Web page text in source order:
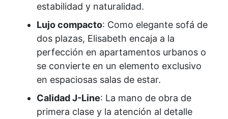
estabilidad y naturalidad.
Lujo compacto: Como elegante sofá de
dos plazas, Elisabeth encaja a la
perfección en apartamentos urbanos o
se convierte en un elemento exclusivo
en espaciosas salas de estar.
Calidad J-Line: La mano de obra de
primera clase y la atención al detalle